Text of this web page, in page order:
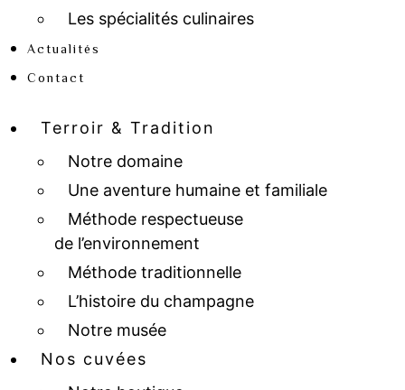
Les spécialités culinaires
Actualités
Contact
Terroir & Tradition
Notre domaine
Une aventure humaine et familiale
Méthode respectueuse
de l’environnement
Méthode traditionnelle
L’histoire du champagne
Notre musée
Nos cuvées